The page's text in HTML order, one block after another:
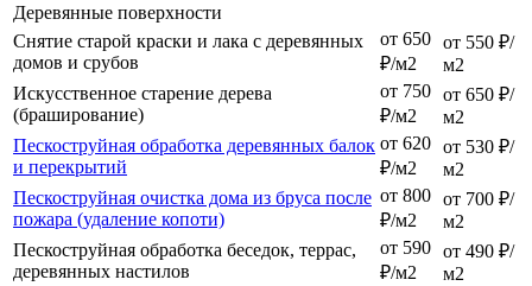
Деревянные поверхности
Снятие старой краски и лака с деревянных
домов и срубов
от 650
₽/м2
от 550 ₽/
м2
Искусственное старение дерева
(браширование)
от 750
₽/м2
от 650 ₽/
м2
Пескоструйная обработка деревянных балок
и перекрытий
от 620
₽/м2
от 530 ₽/
м2
Пескоструйная очистка дома из бруса после
пожара (удаление копоти)
от 800
₽/м2
от 700 ₽/
м2
Пескоструйная обработка беседок, террас,
деревянных настилов
от 590
₽/м2
от 490 ₽/
м2